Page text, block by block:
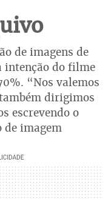
de imagens de
intenção do filme
“Nos valemos
dirigimos
escrevendo o
de imagem